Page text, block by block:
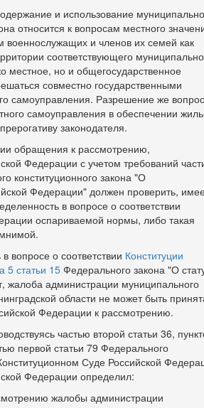
и использование
относится к вопросам местного
военнослужащих и членов их семей как
соответствующего
местное, но и общегосударственное
совместно государственными
самоуправления. Разрешение же
самоуправления в обеспечении
законодателя.
обращения к рассмотрению,
Федерации с учетом требований
конституционного закона "О
Федерации" должен проверить,
в вопросе о соответствии
оспариваемой нормы, либо такая
вопросе о соответствии Конституции
5 статьи 15Федерального закона "О
жалоба администрации муниципального
области не может быть
Федерации к рассмотрению.
частью второй статьи 36,
первой статьи 79 Федерального
Суде Российской
Федерации определил:
жалобы администрации